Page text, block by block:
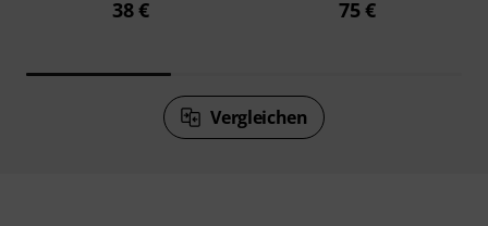
38 € 75 €
Vergleichen